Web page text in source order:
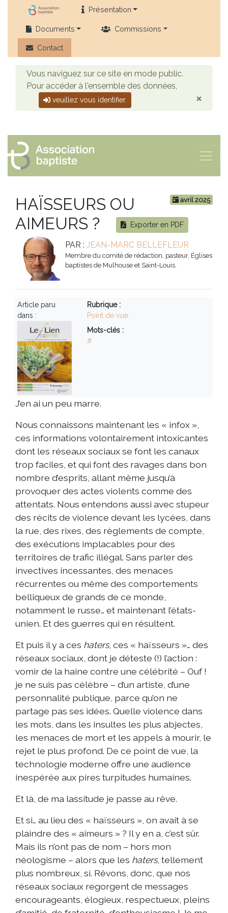
Présentation
Documents Commissions
Contact
Vous naviguez sur ce site en mode public.
Pour accéder à l'ensemble des données,
veuillez vous identifier. ×
avril 2025
HAÏSSEURS OU
AIMEURS ?
Exporter en PDF
PAR :JEAN-MARC BELLEFLEUR
Membre du comité de rédaction, pasteur, Églises
baptistes de Mulhouse et Saint-Louis.
Article paru
dans :
Rubrique :
Point de vue
Mots-clés :
#
J’en ai un peu marre.
Nous connaissons maintenant les « infox »,
ces informations volontairement intoxicantes
dont les réseaux sociaux se font les canaux
trop faciles, et qui font des ravages dans bon
nombre d’esprits, allant même jusqu’à
provoquer des actes violents comme des
attentats. Nous entendons aussi avec stupeur
des récits de violence devant les lycées, dans
la rue, des rixes, des règlements de compte,
des exécutions implacables pour des
territoires de trafic illégal. Sans parler des
invectives incessantes, des menaces
récurrentes ou même des comportements
belliqueux de grands de ce monde,
notamment le russe… et maintenant l’états-
unien. Et des guerres qui en résultent.
Et puis il y a ces haters, ces « haïsseurs »… des
réseaux sociaux, dont je déteste (!) l’action :
vomir de la haine contre une célébrité – Ouf !
je ne suis pas célèbre – d’un artiste, d’une
personnalité publique, parce qu’on ne
partage pas ses idées. Quelle violence dans
les mots, dans les insultes les plus abjectes,
les menaces de mort et les appels à mourir, le
rejet le plus profond. De ce point de vue, la
technologie moderne offre une audience
inespérée aux pires turpitudes humaines.
Et là, de ma lassitude je passe au rêve.
Et si… au lieu des « haïsseurs », on avait à se
plaindre des « aimeurs » ? Il y en a, c’est sûr.
Mais ils n’ont pas de nom – hors mon
néologisme – alors que les haters, tellement
plus nombreux, si. Rêvons, donc, que nos
réseaux sociaux regorgent de messages
encourageants, élogieux, respectueux, pleins